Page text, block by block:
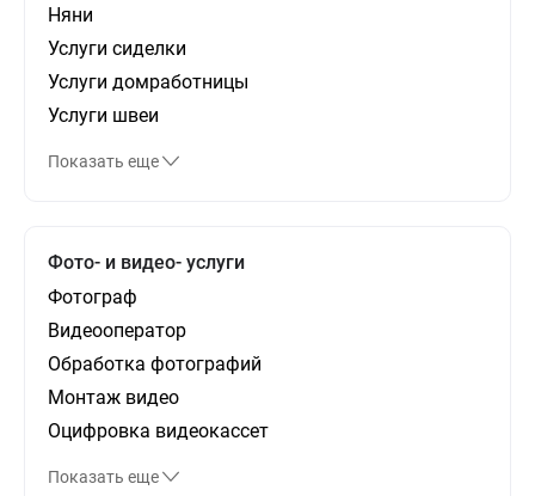
Няни
Услуги сиделки
Услуги домработницы
Услуги швеи
Показать еще
Фото- и видео- услуги
Фотограф
Видеооператор
Обработка фотографий
Монтаж видео
Оцифровка видеокассет
Показать еще